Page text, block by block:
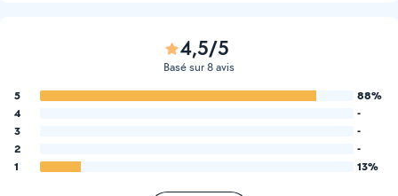
4,5/5
Basé sur 8 avis
5
88%
4
-
3
-
2
-
1
13%